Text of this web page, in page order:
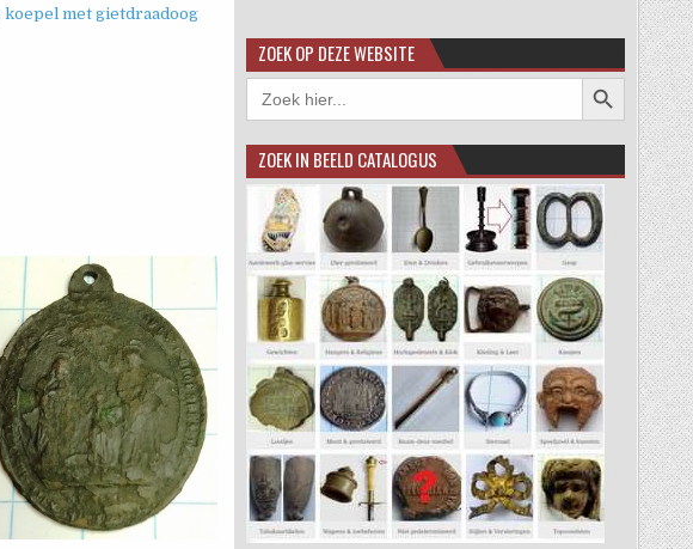
koepel met gietdraadoog
ZOEK OP DEZE WEBSITE
Zoek
naar:
Zoekknop
ZOEK IN BEELD CATALOGUS